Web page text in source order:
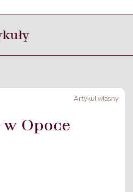
Artykuł własny
Opoce